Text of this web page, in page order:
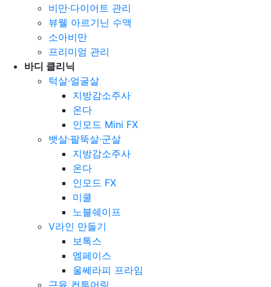
비만∙다이어트 관리
뷰웰 아르기닌 수액
소아비만
프리미엄 관리
바디 클리닉
턱살·얼굴살
지방감소주사
온다
인모드 Mini FX
뱃살·팔뚝살·군살
지방감소주사
온다
인모드 FX
미쿨
노블쉐이프
V라인 만들기
보톡스
엠페이스
울쎄라피 프라임
근육 컨투어링